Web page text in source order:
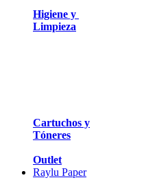
Higiene y
Limpieza
Cartuchos y
Tóneres
Outlet
Raylu Paper